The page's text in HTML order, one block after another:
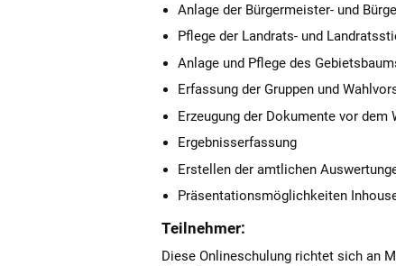
Anlage der Bürgermeister- und
Pflege der Landrats- und
Anlage und Pflege des
Erfassung der Gruppen und
Erzeugung der Dokumente vor dem
Ergebnisserfassung
Erstellen der amtlichen
Präsentationsmöglichkeiten
Teilnehmer:
Diese Onlineschulung richtet sich an